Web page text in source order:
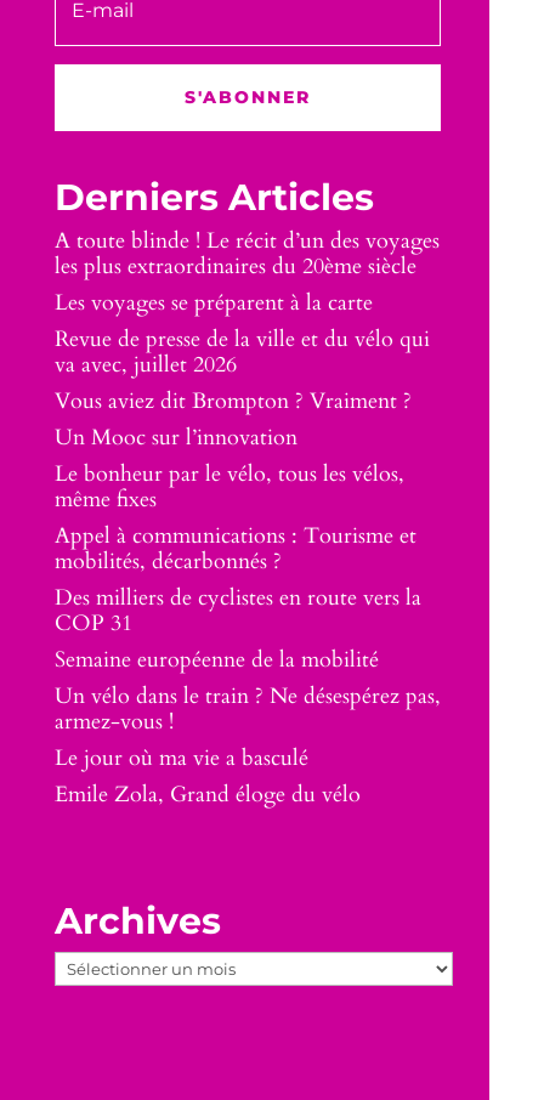
S'ABONNER
Derniers Articles
A toute blinde ! Le récit d’un des voyages
les plus extraordinaires du 20ème siècle
Les voyages se préparent à la carte
Revue de presse de la ville et du vélo qui
va avec, juillet 2026
Vous aviez dit Brompton ? Vraiment ?
Un Mooc sur l’innovation
Le bonheur par le vélo, tous les vélos,
même fixes
Appel à communications : Tourisme et
mobilités, décarbonnés ?
Des milliers de cyclistes en route vers la
COP 31
Semaine européenne de la mobilité
Un vélo dans le train ? Ne désespérez pas,
armez-vous !
Le jour où ma vie a basculé
Emile Zola, Grand éloge du vélo
Archives
Archives